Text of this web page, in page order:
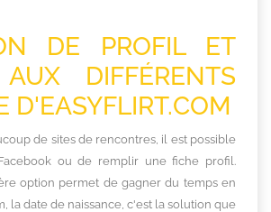
DE PROFIL ET
DIFFÉRENTS
D'EASYFLIRT.COM
de sites de rencontres, il est possible
ou de remplir une fiche profil.
option permet de gagner du temps en
la date de naissance, c'est la solution que